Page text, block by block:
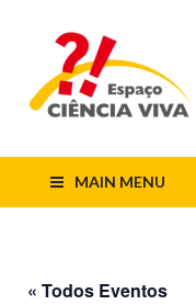
MAIN MENU
« Todos Eventos